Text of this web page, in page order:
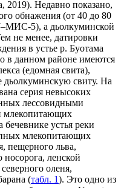
2019). Недавно показано,
обнажения (от 40 до 80
5), а дьолкуминской
не менее, датировки
в устье р. Буотама
в данном районе имеются
(едомная свита),
дьолкуминскую свиту. На
серия невысоких
лессовидными
млекопитающих
устья реки
млекопитающих
пещерного льва,
ленской
оленя,
(табл. 1). Это одно из